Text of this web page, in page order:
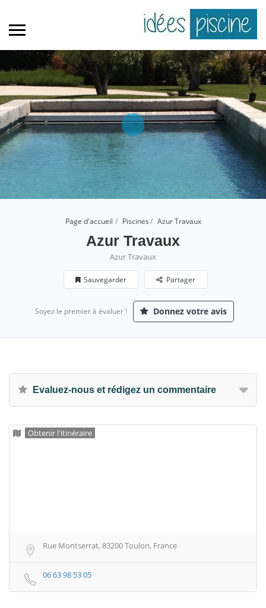
Page d'accueil Piscines Azur Travaux
Azur Travaux
Azur Travaux
Sauvegarder Partager
Soyez le premier à évaluer ! Donnez votre avis
Evaluez-nous et rédigez un commentaire
Obtenir l'itinéraire
Rue Montserrat, 83200 Toulon, France
06 63 98 53 05